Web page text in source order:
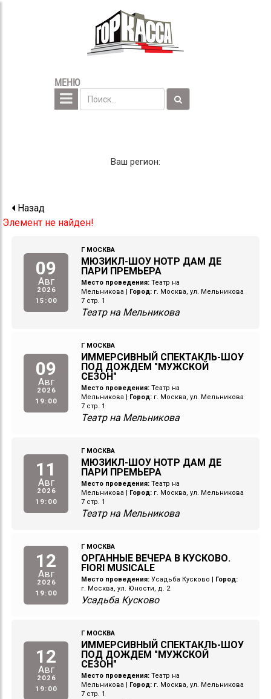
МЕНЮ
Ваш регион:
Назад
Элемент не найден!
09
Авг
2026
15:00
Г МОСКВА
МЮЗИКЛ-ШОУ НОТР ДАМ ДЕ
ПАРИ ПРЕМЬЕРА
Место проведения: Театр на
Мельникова
Город: г. Москва, ул. Мельникова
7 стр. 1
Театр на Мельникова
09
Авг
2026
19:00
Г МОСКВА
ИММЕРСИВНЫЙ СПЕКТАКЛЬ-ШОУ
ПОД ДОЖДЕМ "МУЖСКОЙ
СЕЗОН"
Место проведения: Театр на
Мельникова
Город: г. Москва, ул. Мельникова
7 стр. 1
Театр на Мельникова
11
Авг
2026
19:00
Г МОСКВА
МЮЗИКЛ-ШОУ НОТР ДАМ ДЕ
ПАРИ ПРЕМЬЕРА
Место проведения: Театр на
Мельникова
Город: г. Москва, ул. Мельникова
7 стр. 1
Театр на Мельникова
12
Авг
2026
19:00
Г МОСКВА
ОРГАННЫЕ ВЕЧЕРА В КУСКОВО.
FIORI MUSICALE
Место проведения: Усадьба Кусково
Город:
г. Москва, ул. Юности, д. 2
Усадьба Кусково
12
Авг
2026
19:00
Г МОСКВА
ИММЕРСИВНЫЙ СПЕКТАКЛЬ-ШОУ
ПОД ДОЖДЕМ "МУЖСКОЙ
СЕЗОН"
Место проведения: Театр на
Мельникова
Город: г. Москва, ул. Мельникова
7 стр. 1